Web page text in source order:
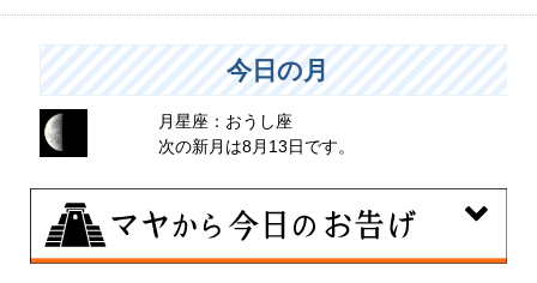
今日の月
月星座：おうし座
次の新月は8月13日です。